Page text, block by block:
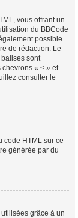
vous offrant un
du BBCode
possible
de rédaction. Le
balises sont
« < » et
consulter le
code HTML sur ce
générée par du
grâce à un